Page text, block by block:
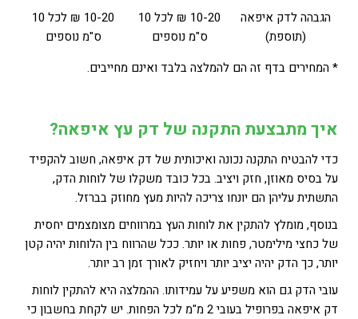
הגבהה לדק איפאה
(תוספת)
10-20 ₪ לכל 10
ס"מ נוספים
10-20 ₪ לכל 10
ס"מ נוספים
* המחירים בדף זה הם להמלצה בלבד ואינם מחייבים.
איך מתבצעת התקנה של דק עץ איפאה?
כדי להבטיח התקנה נכונה ואיכותית של דק איפאה, חשוב להקפיד
על בסיס מאוזן, חזק ויציב. בכל כובד משקלו של לוחות הדק,
התשתית עליהן הם יונחו צריכה להיות מעץ מחוזק בברזל.
בנוסף, מומלץ להתקין את לוחות העץ במרווחים מצומצמים יחסית
של כחצי מילימטר, פחות או יותר. ככל שהרווח בין הלוחות יהיה קטן
יותר, כך הדק יהיה יציב יותר ויחזיק לאורך זמן רב יותר.
עובי הדק גם הוא משפיע על עמידותו. ההמלצה היא להתקין לוחות
דק איפאה בפרופיל בעובי 2 מ"מ לכל הפחות. יש לקחת בחשבון כי